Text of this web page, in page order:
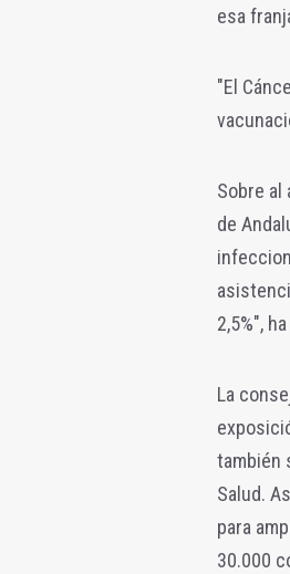
esa
"El
Sobre al
de
2,5%",
La
también
Salud.
para
30.000